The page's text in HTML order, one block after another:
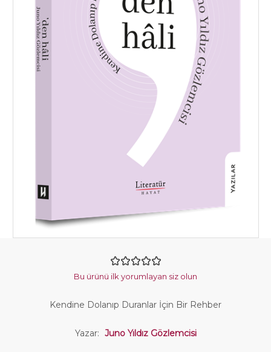
Bu ürünü ilk yorumlayan siz olun
Kendine Dolanıp Duranlar İçin Bir Rehber
Yazar: Juno Yıldız Gözlemcisi